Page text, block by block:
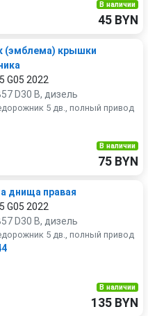
В наличии
45 BYN
(эмблема) крышки
G05 2022
D30 B, дизель
5 дв., полный привод
В наличии
75 BYN
днища правая
G05 2022
D30 B, дизель
5 дв., полный привод
В наличии
135 BYN